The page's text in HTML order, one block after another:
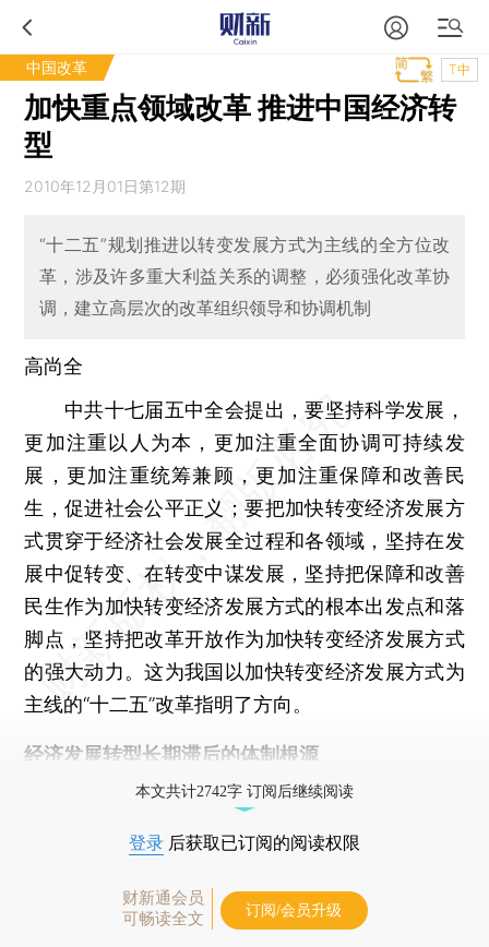
中国改革 T中
加快重点领域改革 推进中国经济转
型
2010年12月01日第12期
“十二五”规划推进以转变发展方式为主线的全方位改
革，涉及许多重大利益关系的调整，必须强化改革协
调，建立高层次的改革组织领导和协调机制
高尚全
中共十七届五中全会提出，要坚持科学发展，
更加注重以人为本，更加注重全面协调可持续发
展，更加注重统筹兼顾，更加注重保障和改善民
生，促进社会公平正义；要把加快转变经济发展方
式贯穿于经济社会发展全过程和各领域，坚持在发
展中促转变、在转变中谋发展，坚持把保障和改善
民生作为加快转变经济发展方式的根本出发点和落
脚点，坚持把改革开放作为加快转变经济发展方式
的强大动力。这为我国以加快转变经济发展方式为
主线的“十二五”改革指明了方向。
经济发展转型长期滞后的体制根源
本文共计2742字 订阅后继续阅读
登录 后获取已订阅的阅读权限
财新通会员
可畅读全文
订阅/会员升级